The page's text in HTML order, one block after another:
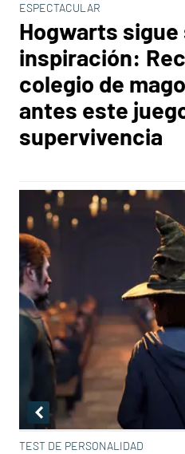
ESPECTACULAR
Hogwarts sigue
inspiración:
colegio de
antes este
supervivencia
TEST DE PERSONALIDAD